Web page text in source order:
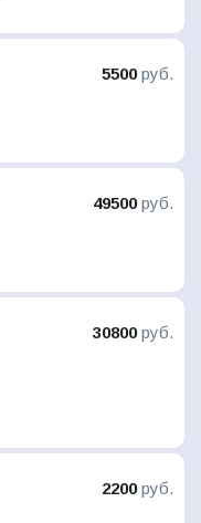
5500руб.
49500руб.
30800руб.
2200руб.